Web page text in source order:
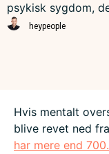
psykisk sygdom,
heypeople
Hvis mentalt
blive revet ned
har mere end